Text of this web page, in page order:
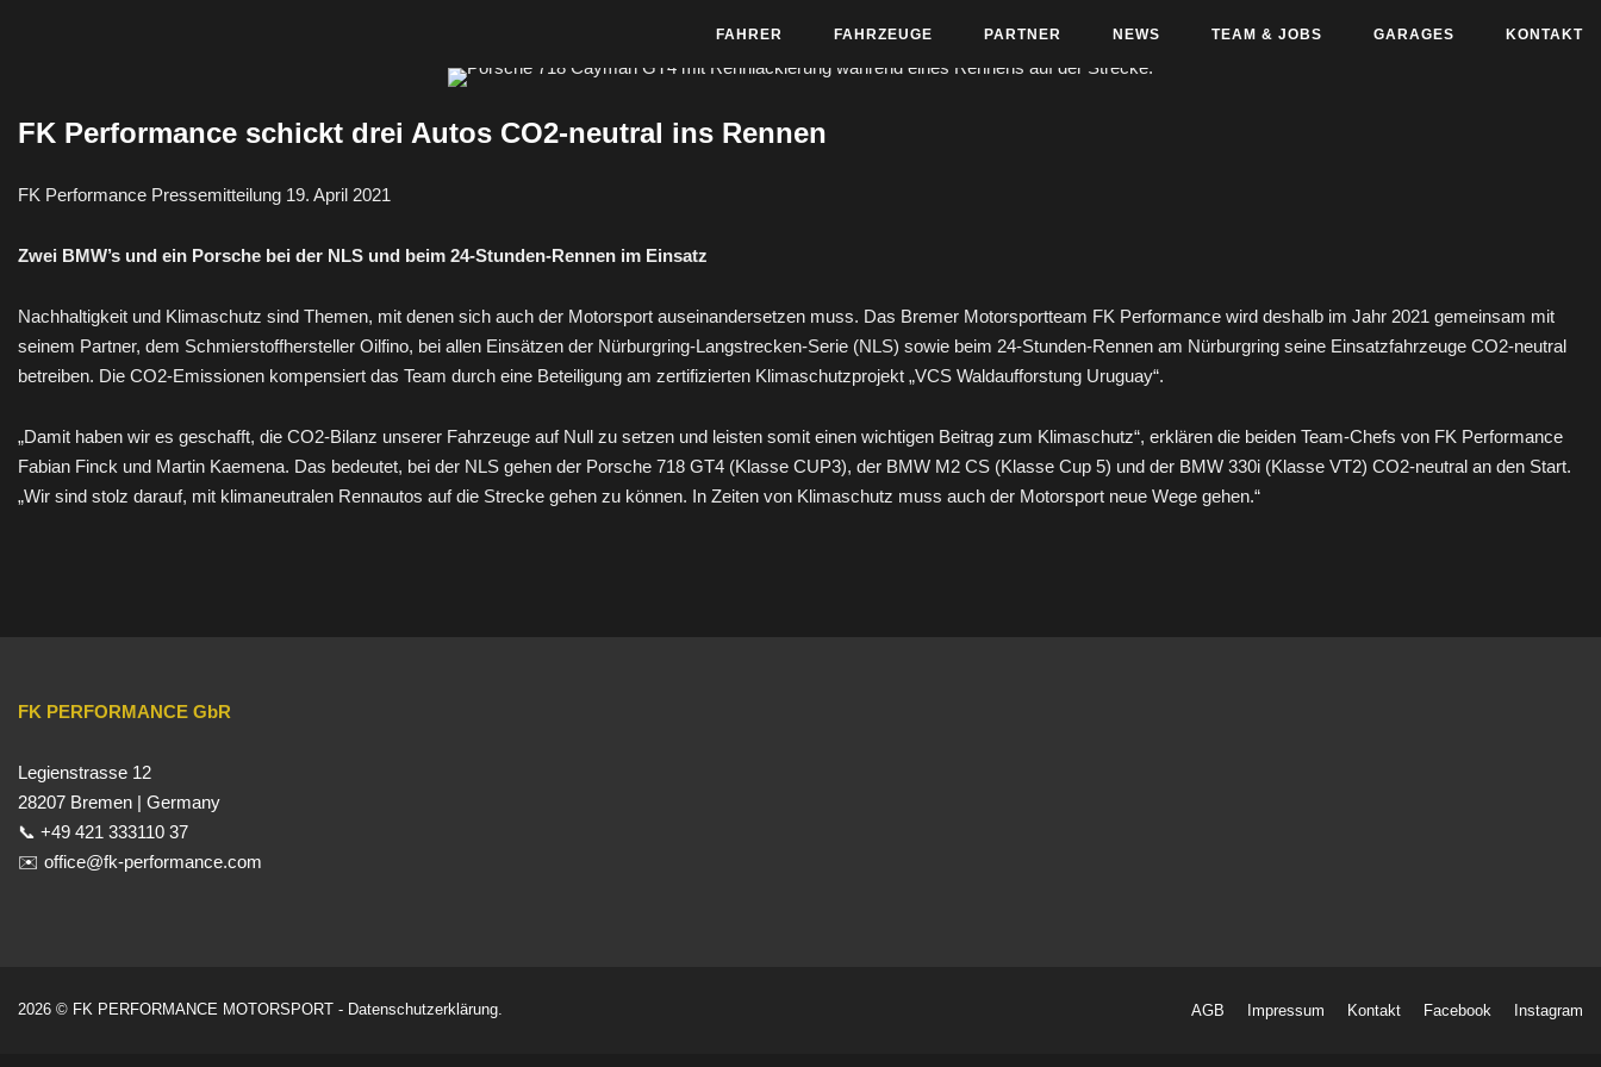
FAHRER FAHRZEUGE PARTNER NEWS TEAM & JOBS GARAGES KONTAKT
FK Performance schickt drei Autos CO2-neutral ins Rennen
FK Performance Pressemitteilung 19. April 2021
Zwei BMW’s und ein Porsche bei der NLS und beim 24-Stunden-Rennen im Einsatz
Nachhaltigkeit und Klimaschutz sind Themen, mit denen sich auch der Motorsport auseinandersetzen muss. Das Bremer Motorsportteam FK Performance wird deshalb im Jahr 2021 gemeinsam mit
seinem Partner, dem Schmierstoffhersteller Oilfino, bei allen Einsätzen der Nürburgring-Langstrecken-Serie (NLS) sowie beim 24-Stunden-Rennen am Nürburgring seine Einsatzfahrzeuge CO2-neutral
betreiben. Die CO2-Emissionen kompensiert das Team durch eine Beteiligung am zertifizierten Klimaschutzprojekt „VCS Waldaufforstung Uruguay“.
„Damit haben wir es geschafft, die CO2-Bilanz unserer Fahrzeuge auf Null zu setzen und leisten somit einen wichtigen Beitrag zum Klimaschutz“, erklären die beiden Team-Chefs von FK Performance
Fabian Finck und Martin Kaemena. Das bedeutet, bei der NLS gehen der Porsche 718 GT4 (Klasse CUP3), der BMW M2 CS (Klasse Cup 5) und der BMW 330i (Klasse VT2) CO2-neutral an den Start.
„Wir sind stolz darauf, mit klimaneutralen Rennautos auf die Strecke gehen zu können. In Zeiten von Klimaschutz muss auch der Motorsport neue Wege gehen.“
FK PERFORMANCE GbR
Legienstrasse 12
28207 Bremen | Germany
📞 +49 421 333110 37
✉️ office@fk-performance.com
2026 © FK PERFORMANCE MOTORSPORT - Datenschutzerklärung. AGB Impressum Kontakt Facebook Instagram